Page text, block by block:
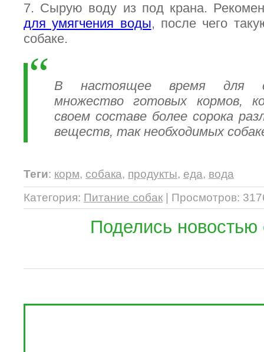
7. Сырую воду из под крана.
для умягчения воды, после чего
собаке.
В настоящее время для
множество готовых кормов,
своем составе более сорока
веществ, так необходимых
Теги: корм, собака, продукты, еда, вода
Категория: Питание собак Просмотров:
Поделись новостью